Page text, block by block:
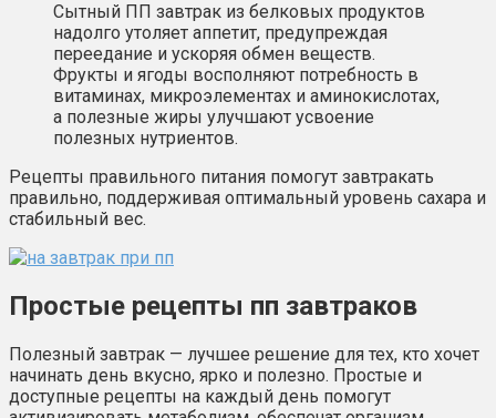
Сытный ПП завтрак из белковых продуктов
надолго утоляет аппетит, предупреждая
переедание и ускоряя обмен веществ.
Фрукты и ягоды восполняют потребность в
витаминах, микроэлементах и аминокислотах,
а полезные жиры улучшают усвоение
полезных нутриентов.
Рецепты правильного питания помогут завтракать
правильно, поддерживая оптимальный уровень сахара и
стабильный вес.
Простые рецепты пп завтраков
Полезный завтрак — лучшее решение для тех, кто хочет
начинать день вкусно, ярко и полезно. Простые и
доступные рецепты на каждый день помогут